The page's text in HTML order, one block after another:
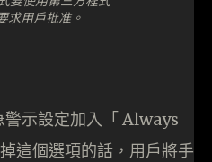
求用戶批准。
警示設定加入「 Always
這個選項的話，用戶將手